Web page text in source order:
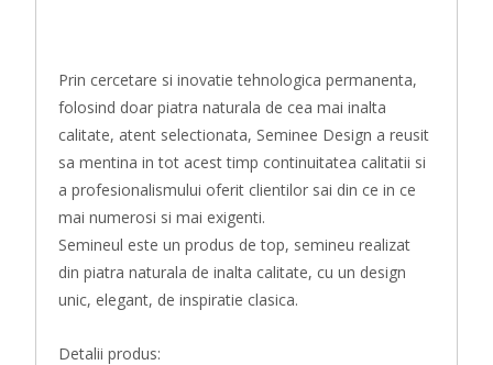
Prin cercetare si inovatie tehnologica permanenta,
folosind doar piatra naturala de cea mai inalta
calitate, atent selectionata, Seminee Design a reusit
sa mentina in tot acest timp continuitatea calitatii si
a profesionalismului oferit clientilor sai din ce in ce
mai numerosi si mai exigenti.
Semineul este un produs de top, semineu realizat
din piatra naturala de inalta calitate, cu un design
unic, elegant, de inspiratie clasica.
Detalii produs: